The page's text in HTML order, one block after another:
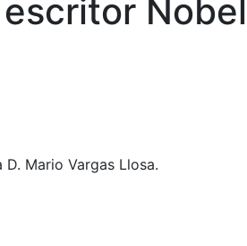
Mario Vargas Llosa.